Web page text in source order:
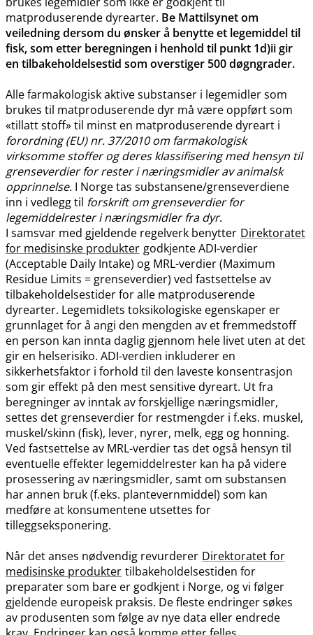
matproduserende dyrearter. Be Mattilsynet om
veiledning dersom du ønsker å benytte et legemiddel til
fisk, som etter beregningen i henhold til punkt 1d)ii gir
en tilbakeholdelsestid som overstiger 500 døgngrader.
Alle farmakologisk aktive substanser i legemidler som
brukes til matproduserende dyr må være oppført som
«tillatt stoff» til minst en matproduserende dyreart i
forordning (EU) nr. 37/2010 om farmakologisk
virksomme stoffer og deres klassifisering med hensyn til
grenseverdier for rester i næringsmidler av animalsk
opprinnelse. I Norge tas substansene​/​grenseverdiene
inn i vedlegg til forskrift om grenseverdier for
legemiddelrester i næringsmidler fra dyr.
I samsvar med gjeldende regelverk benytter Direktoratet
for medisinske produkter godkjente ADI-verdier
(Acceptable Daily Intake) og MRL-verdier (Maximum
Residue Limits = grenseverdier) ved fastsettelse av
tilbakeholdelsestider for alle matproduserende
dyrearter. Legemidlets toksikologiske egenskaper er
grunnlaget for å angi den mengden av et fremmedstoff
en person kan innta daglig gjennom hele livet uten at det
gir en helserisiko. ADI-verdien inkluderer en
sikkerhetsfaktor i forhold til den laveste konsentrasjon
som gir effekt på den mest sensitive dyreart. Ut fra
beregninger av inntak av forskjellige næringsmidler,
settes det grenseverdier for restmengder i f.eks. muskel,
muskel​/​skinn (fisk), lever, nyrer, melk, egg og honning.
Ved fastsettelse av MRL-verdier tas det også hensyn til
eventuelle effekter legemiddelrester kan ha på videre
prosessering av næringsmidler, samt om substansen
har annen bruk (f.eks. plantevernmiddel) som kan
medføre at konsumentene utsettes for
tilleggseksponering.
Når det anses nødvendig revurderer Direktoratet for
medisinske produkter tilbakeholdelsestiden for
preparater som bare er godkjent i Norge, og vi følger
gjeldende europeisk praksis. De fleste endringer søkes
av produsenten som følge av nye data eller endrede